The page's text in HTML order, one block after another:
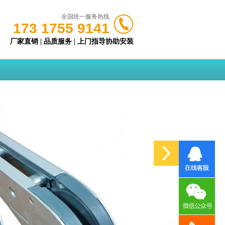
全国统一服务热线
173 1755 9141
厂家直销 | 品质服务 | 上门指导协助安装